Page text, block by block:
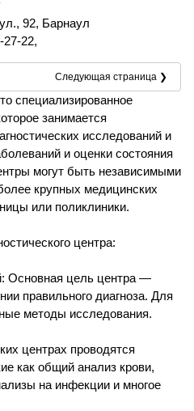
92, Барнаул
22,
Следующая страница ❯
специализированное
занимается
исследований и
и оценки состояния
могут быть независимыми
крупных медицинских
или поликлиники.
центра:
Основная цель центра —
правильного диагноза. Для
методы исследования.
центрах проводятся
как общий анализ крови,
на инфекции и многое